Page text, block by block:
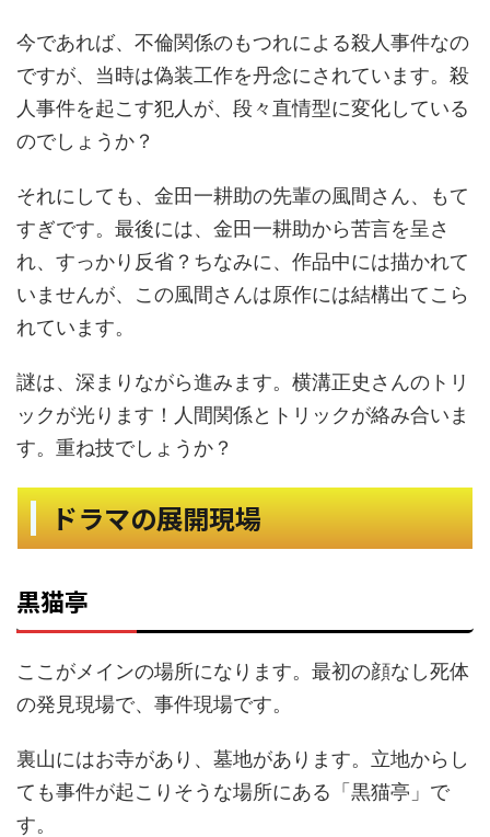
今であれば、不倫関係のもつれによる殺人事件なの
ですが、当時は偽装工作を丹念にされています。殺
人事件を起こす犯人が、段々直情型に変化している
のでしょうか？
それにしても、金田一耕助の先輩の風間さん、もて
すぎです。最後には、金田一耕助から苦言を呈さ
れ、すっかり反省？ちなみに、作品中には描かれて
いませんが、この風間さんは原作には結構出てこら
れています。
謎は、深まりながら進みます。横溝正史さんのトリ
ックが光ります！人間関係とトリックが絡み合いま
す。重ね技でしょうか？
ドラマの展開現場
黒猫亭
ここがメインの場所になります。最初の顔なし死体
の発見現場で、事件現場です。
裏山にはお寺があり、墓地があります。立地からし
ても事件が起こりそうな場所にある「黒猫亭」で
す。